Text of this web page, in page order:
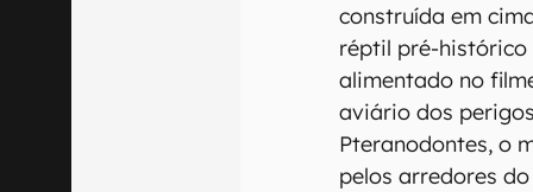
construída em
réptil pré-histórico
alimentado no
aviário dos
Pteranodontes, o
pelos arredores